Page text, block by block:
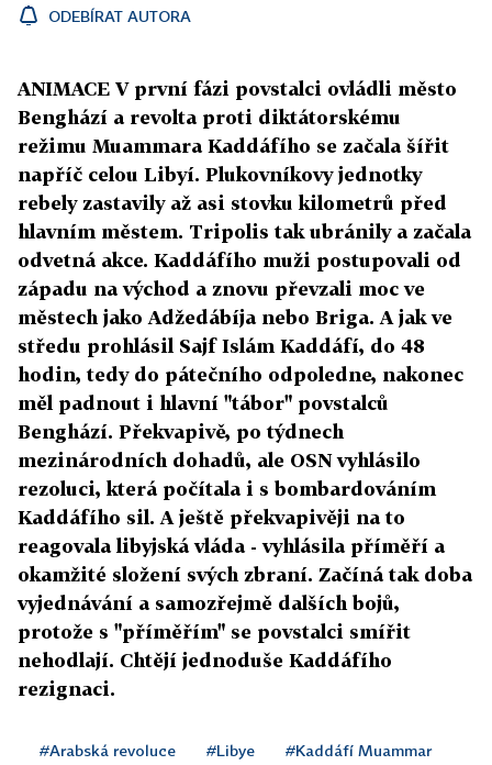
ODEBÍRAT AUTORA
ANIMACE V první fázi povstalci ovládli město
Benghází a revolta proti diktátorskému
režimu Muammara Kaddáfího se začala šířit
napříč celou Libyí. Plukovníkovy jednotky
rebely zastavily až asi stovku kilometrů před
hlavním městem. Tripolis tak ubránily a začala
odvetná akce. Kaddáfího muži postupovali od
západu na východ a znovu převzali moc ve
městech jako Adžedábíja nebo Briga. A jak ve
středu prohlásil Sajf Islám Kaddáfí, do 48
hodin, tedy do pátečního odpoledne, nakonec
měl padnout i hlavní "tábor" povstalců
Benghází. Překvapivě, po týdnech
mezinárodních dohadů, ale OSN vyhlásilo
rezoluci, která počítala i s bombardováním
Kaddáfího sil. A ještě překvapivěji na to
reagovala libyjská vláda - vyhlásila příměří a
okamžité složení svých zbraní. Začíná tak doba
vyjednávání a samozřejmě dalších bojů,
protože s "příměřím" se povstalci smířit
nehodlají. Chtějí jednoduše Kaddáfího
rezignaci.
#Arabská revoluce #Libye #Kaddáfí Muammar